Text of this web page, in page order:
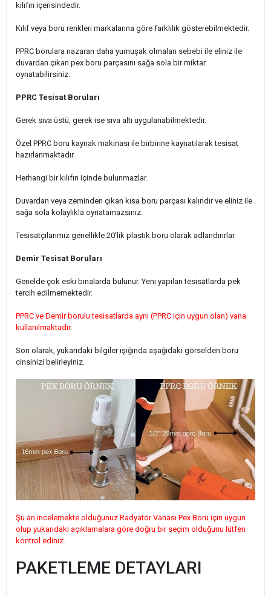
kılıfın içerisindedir.
Kılıf veya boru renkleri markalarına göre farklılık gösterebilmektedir.
PPRC borulara nazaran daha yumuşak olmaları sebebi ile eliniz ile
duvardan çıkan pex boru parçasını sağa sola bir miktar
oynatabilirsiniz.
PPRC Tesisat Boruları
Gerek sıva üstü, gerek ise sıva altı uygulanabilmektedir.
Özel PPRC boru kaynak makinası ile birbirine kaynatılarak tesisat
hazırlanmaktadır.
Herhangi bir kılıfın içinde bulunmazlar.
Duvardan veya zeminden çıkan kısa boru parçası kalındır ve eliniz ile
sağa sola kolaylıkla oynatamazsınız.
Tesisatçılarımız genellikle 20'lik plastik boru olarak adlandırırlar.
Demir Tesisat Boruları
Genelde çok eski binalarda bulunur. Yeni yapılan tesisatlarda pek
tercih edilmemektedir.
PPRC ve Demir borulu tesisatlarda aynı (PPRC için uygun olan) vana
kullanılmaktadır.
Son olarak, yukarıdaki bilgiler ışığında aşağıdaki görselden boru
cinsinizi belirleyiniz.
Şu an incelemekte olduğunuz Radyatör Vanası Pex Boru için uygun
olup yukarıdaki açıklamalara göre doğru bir seçim olduğunu lütfen
kontrol ediniz.
PAKETLEME DETAYLARI